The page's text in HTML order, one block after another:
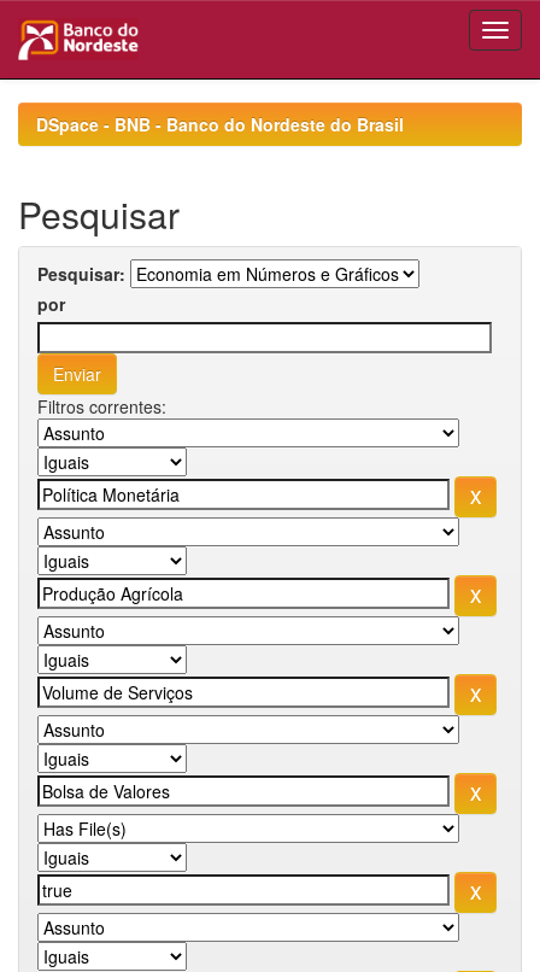
navigationDSpace - BNB - Banco do Nordeste do Brasil
Pesquisar
Pesquisar:
por
Filtros correntes: